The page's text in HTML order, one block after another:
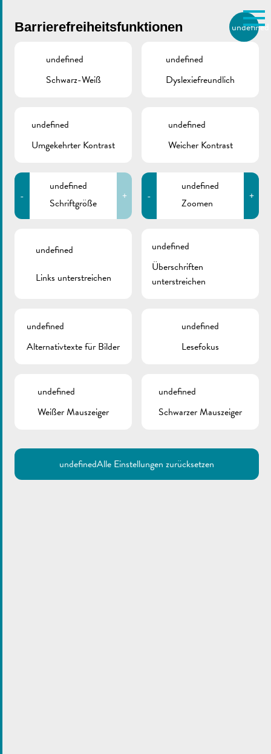
Utilisez la recherche pour
Comme par exemple des contacts, des
Elephant Parade
12/09/2021
Photos ©Fernand Morbach
Barrierefreiheitsfunktionen undefined
undefined
Schwarz-Weiß
undefined
Dyslexiefreundlich
undefined
Umgekehrter Kontrast
undefined
Weicher Kontrast
-
undefined
Schriftgröße
+ -
undefined
Zoomen
+
undefined
Links unterstreichen
undefined
Überschriften
unterstreichen
undefined
Alternativtexte für Bilder
undefined
Lesefokus
undefined
Weißer Mauszeiger
undefined
Schwarzer Mauszeiger
undefinedAlle Einstellungen zurücksetzen